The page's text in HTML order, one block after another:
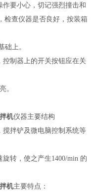
要小心，切记强烈撞击和
检查仪器是否良好，按装箱
础上。
制器上的开关按钮应在关
。
机仪器主要结构
搅拌铲及微电脑控制系统等
转，使之产生1400/min 的
机主要特点：